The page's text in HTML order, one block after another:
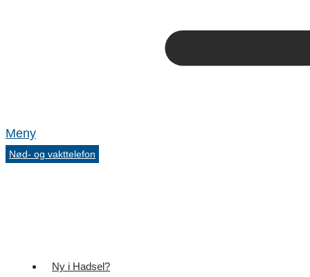
Meny
Nød- og vakttelefon
Ny i Hadsel?